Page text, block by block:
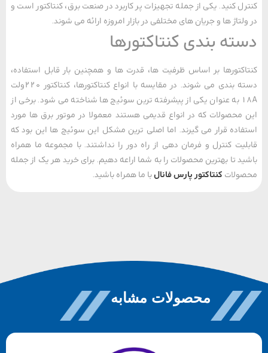
کنید. یکی از جمله تجهیزات پر کاربرد در صنعت برق، کنتاکتور است و
ها و جریان ‌های مختلفی در بازار امروزه ارائه می ‌شوند.
بندی کنتاکتورها
بر اساس ظرفیت ها، قدرت ها و همچنین بار قابل استفاده،
دسته بندی می‌ شوند. در مقایسه با انواع کنتاکتورها، کنتاکتور 220ولت
18A به عنوان یکی از پیشرفته ترین سوئیچ ها شناخته می‌ شود. برخی از
محصولات که در انواع قدیمی هستند معمولا در موتور برق ها مورد
قرار می‌ گیرند. اما اصلی ترین مشکل این سوئیچ ها این بود که
کنترل و فرمان دهی از راه دور را نداشتند. با مجموعه ما همراه
تا بهترین محصولات را به شما اراعه دهیم. برای خرید هر یک از جمله
کنتاکتور پارس فانالبا ما همراه باشید.
محصولات مشابه